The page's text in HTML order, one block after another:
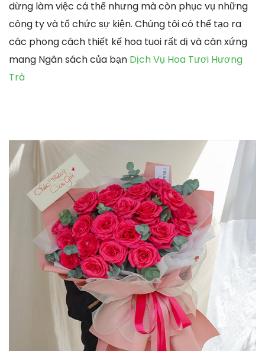
dừng làm việc cá thể nhưng mà còn phục vụ những
công ty và tổ chức sự kiện. Chúng tôi có thể tạo ra
các phong cách thiết kế hoa tuoi rất dị và cân xứng
mang Ngân sách của bạn Dịch Vụ Hoa Tươi Hương
Trà